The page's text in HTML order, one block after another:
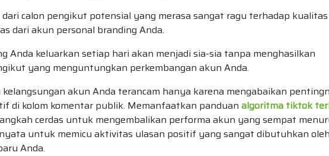
calon pengikut potensial yang merasa sangat ragu terhadap kualitas
dari akun personal branding Anda.
Anda keluarkan setiap hari akan menjadi sia-sia tanpa menghasilkan
yang menguntungkan perkembangan akun Anda.
akun Anda terancam hanya karena mengabaikan
di kolom komentar publik. Memanfaatkan panduan algoritma tiktok
cerdas untuk mengembalikan performa akun yang sempat
untuk memicu aktivitas ulasan positif yang sangat dibutuhkan oleh
Anda.